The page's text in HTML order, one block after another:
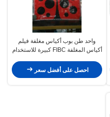
واحد طن بوب أكياس مغلفة فيلم
أكياس المغلفة FIBC كبيرة للاستخدام
احصل على أفضل سعر